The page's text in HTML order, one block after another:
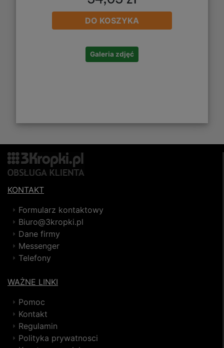
DO KOSZYKA
Galeria zdjęć
KONTAKT
Formularz kontaktowy
Biuro@3kropki.pl
Dane firmy
Messenger
Telefony
WAŻNE LINKI
Pomoc
Kontakt
Regulamin
Polityka prywatnosci